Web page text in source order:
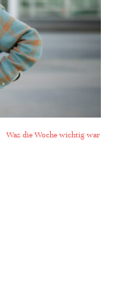
Was die Woche wichtig war